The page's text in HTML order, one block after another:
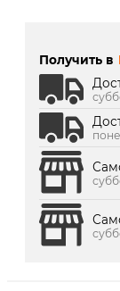
г.Получить в